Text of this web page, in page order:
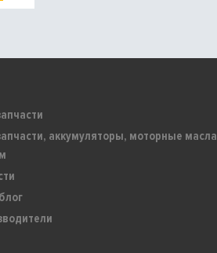
аккумуляторы, моторные масла